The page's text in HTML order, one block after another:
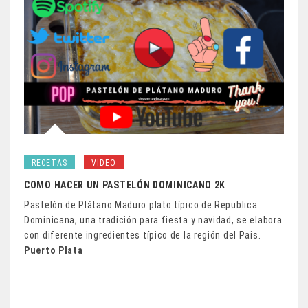
RECETAS VIDEO
COMO HACER UN PASTELÓN DOMINICANO 2K
Pastelón de Plátano Maduro plato típico de Republica
Dominicana, una tradición para fiesta y navidad, se elabora
con diferente ingredientes típico de la región del Pais.
Puerto Plata